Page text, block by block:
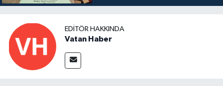
EDITÖR HAKKINDA
Vatan Haber